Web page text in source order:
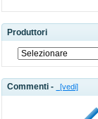
Produttori
Commenti - [vedi]